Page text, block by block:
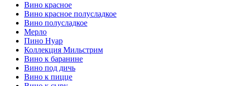
Вино красное
Вино красное полусладкое
Вино полусладкое
Мерло
Пино Нуар
Коллекция Мильстрим
Вино к баранине
Вино под дичь
Вино к пицце